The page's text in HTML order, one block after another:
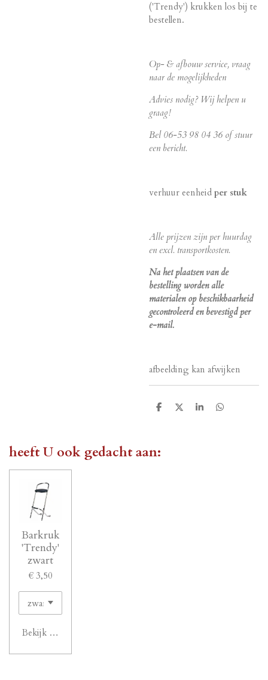
('Trendy') krukken los bij te
bestellen.
Op- & afbouw service, vraag
naar de mogelijkheden
Advies nodig? Wij helpen u
graag!
Bel 06-53 98 04 36 of stuur
een bericht.
verhuur eenheid per stuk
Alle prijzen zijn per huurdag
en excl. transportkosten.
Na het plaatsen van de
bestelling worden alle
materialen op beschikbaarheid
gecontroleerd en bevestigd per
e-mail.
afbeelding kan afwijken
D
D
S
D
heeft U ook gedacht aan:
Barkruk
'Trendy'
zwart
€ 3,50
Bekijk details